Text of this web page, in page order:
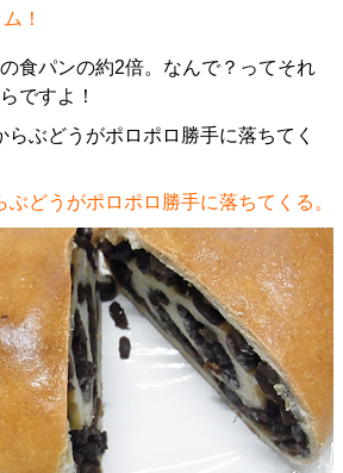
！
食パンの約2倍。なんで？ってそれ
ですよ！
どうがポロポロ勝手に落ちてくる。